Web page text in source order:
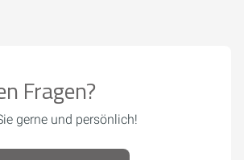
Fragen?
gerne und persönlich!